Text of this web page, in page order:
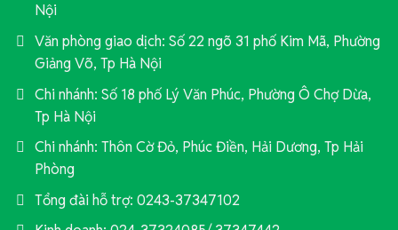
Nội
Văn phòng giao dịch: Số 22 ngõ 31 phố Kim Mã, Phường
Giảng Võ, Tp Hà Nội
Chi nhánh: Số 18 phố Lý Văn Phúc, Phường Ô Chợ Dừa,
Tp Hà Nội
Chi nhánh: Thôn Cờ Đỏ, Phúc Điền, Hải Dương, Tp Hải
Phòng
Tổng đài hỗ trợ: 0243-37347102